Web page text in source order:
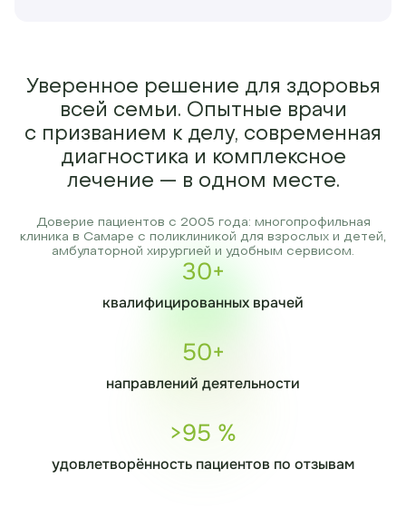
Уверенное решение для здоровья
всей семьи. Опытные врачи
с призванием к делу, современная
диагностика и комплексное
лечение — в одном месте.
Доверие пациентов с 2005 года: многопрофильная
клиника в Самаре с поликлиникой для взрослых и детей,
амбулаторной хирургией и удобным сервисом.
30+
квалифицированных врачей
50+
направлений деятельности
>95 %
удовлетворённость пациентов по отзывам